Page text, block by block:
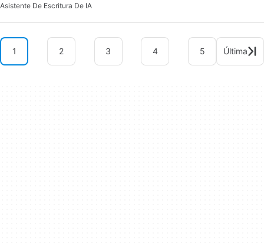
Asistente De Escritura De IA
1 2 3 4 5 Última